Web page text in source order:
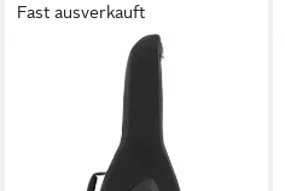
Fast ausverkauft
Gitarrentasche (Gigbag
FE620 Electric Guitar,
Gitarrenkoffer und
Gitarrentaschen, E-Gitarren